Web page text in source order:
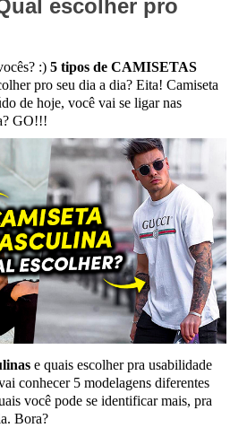
escolher pro
:) 5 tipos de CAMISETAS
pro seu dia a dia? Eita! Camiseta
de hoje, você vai se ligar nas
GO!!!
e quais escolher pra usabilidade
conhecer 5 modelagens diferentes
você pode se identificar mais, pra
Bora?